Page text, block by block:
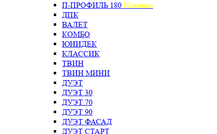
П-ПРОФИЛЬ 180 Новинка
ДПК
ВАЛЕТ
КОМБО
ЮНИДЕК
КЛАССИК
ТВИН
ТВИН МИНИ
ДУЭТ
ДУЭТ 30
ДУЭТ 70
ДУЭТ 90
ДУЭТ ФАСАД
ДУЭТ СТАРТ